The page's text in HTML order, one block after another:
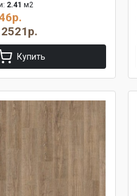
2.41 м2
2521р.
Купить